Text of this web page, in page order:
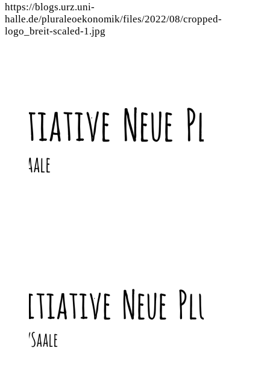
https://blogs.urz.uni-
halle.de/pluraleoekonomik/files/2022/08/cropped-
logo_breit-scaled-1.jpg